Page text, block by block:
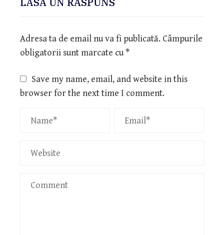
Adresa ta de email nu va fi publicată. Câmpurile
obligatorii sunt marcate cu*
Save my name, email, and website in this
browser for the next time I comment.